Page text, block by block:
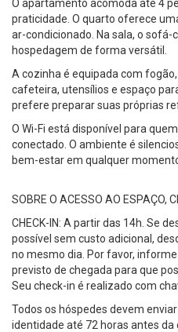
O apartamento acomoda até 4
praticidade. O quarto oferece
ar-condicionado. Na sala, o
hospedagem de forma versátil.
A cozinha é equipada com
cafeteira, utensílios e espaço
prefere preparar suas próprias
O Wi-Fi está disponível para
conectado. O ambiente é
bem-estar em qualquer
SOBRE O ACESSO AO ESPAÇO,
CHECK-IN: A partir das 14h. Se
possível sem custo adicional,
no mesmo dia. Por favor,
previsto de chegada para que
Seu check-in é realizado com
Todos os hóspedes devem
identidade até 72 horas antes